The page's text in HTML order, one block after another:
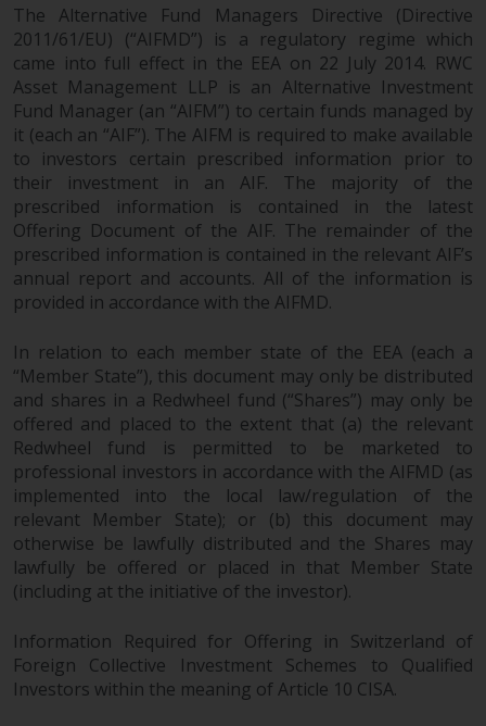
nicht durchsetzbar befunden hat,
wird diese Bestimmung im
maximal zulässigen Umfang
durchgesetzt, und der Rest dieser
‚Wichtigen Informationen“ bleibt
in vollem Umfang in Kraft und
wirksam.
Copyright
ohne die vorherige schriftliche
Genehmigung von Redwheel in
irgendeiner Weise reproduziert
werden. Copyright 2016 ©
The Alternative Fund Managers Directive (Directive
2011/61/EU) (“AIFMD”) is a regulatory regime which
came into full effect in the EEA on 22 July 2014. RWC
Asset Management LLP is an Alternative Investment
Fund Manager (an “AIFM”) to certain funds managed by
it (each an “AIF”). The AIFM is required to make available
to investors certain prescribed information prior to
their investment in an AIF. The majority of the
prescribed information is contained in the latest
Offering Document of the AIF. The remainder of the
prescribed information is contained in the relevant AIF’s
annual report and accounts. All of the information is
provided in accordance with the AIFMD.
In relation to each member state of the EEA (each a
“Member State”), this document may only be distributed
and shares in a Redwheel fund (“Shares”) may only be
offered and placed to the extent that (a) the relevant
Redwheel fund is permitted to be marketed to
professional investors in accordance with the AIFMD (as
implemented into the local law/regulation of the
relevant Member State); or (b) this document may
otherwise be lawfully distributed and the Shares may
lawfully be offered or placed in that Member State
(including at the initiative of the investor).
Information Required for Offering in Switzerland of
Foreign Collective Investment Schemes to Qualified
Investors within the meaning of Article 10 CISA.